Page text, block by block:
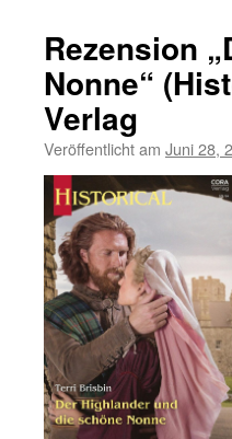
Rezension
Nonne“
Verlag
Veröffentlicht am Juni 28,